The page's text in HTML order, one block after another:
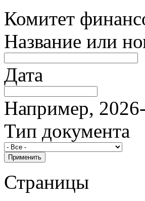
Комитет
Название или
Дата
Например,
Тип документа
Страницы